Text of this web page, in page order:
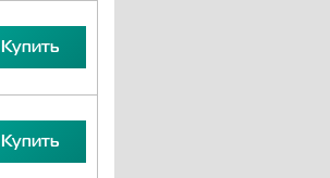
Купить
Купить